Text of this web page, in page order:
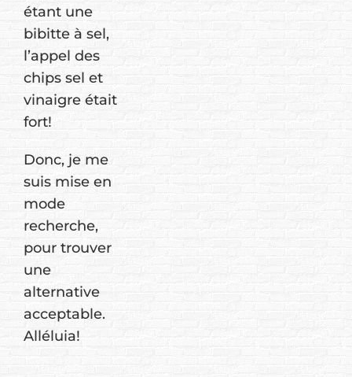
étant une
bibitte à sel,
l’appel des
chips sel et
vinaigre était
fort!
Donc, je me
suis mise en
mode
recherche,
pour trouver
une
alternative
acceptable.
Alléluia!